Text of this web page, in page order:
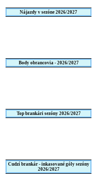
Nájazdy v sezóne 2026/2027
Body obrancovia - 2026/2027
Top brankári sezóny 2026/2027
Cudzí brankár - inkasované góly sezóny
2026/2027